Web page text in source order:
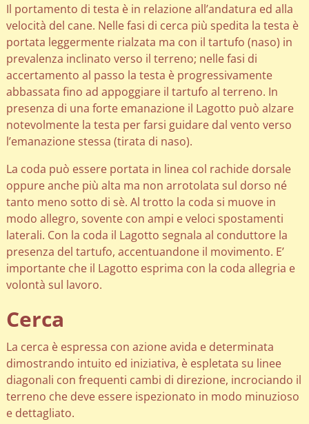
Il portamento di testa è in relazione all’andatura ed alla
velocità del cane. Nelle fasi di cerca più spedita la testa è
portata leggermente rialzata ma con il tartufo (naso) in
prevalenza inclinato verso il terreno; nelle fasi di
accertamento al passo la testa è progressivamente
abbassata fino ad appoggiare il tartufo al terreno. In
presenza di una forte emanazione il Lagotto può alzare
notevolmente la testa per farsi guidare dal vento verso
l’emanazione stessa (tirata di naso).
La coda può essere portata in linea col rachide dorsale
oppure anche più alta ma non arrotolata sul dorso né
tanto meno sotto di sè. Al trotto la coda si muove in
modo allegro, sovente con ampi e veloci spostamenti
laterali. Con la coda il Lagotto segnala al conduttore la
presenza del tartufo, accentuandone il movimento. E’
importante che il Lagotto esprima con la coda allegria e
volontà sul lavoro.
Cerca
La cerca è espressa con azione avida e determinata
dimostrando intuito ed iniziativa, è espletata su linee
diagonali con frequenti cambi di direzione, incrociando il
terreno che deve essere ispezionato in modo minuzioso
e dettagliato.